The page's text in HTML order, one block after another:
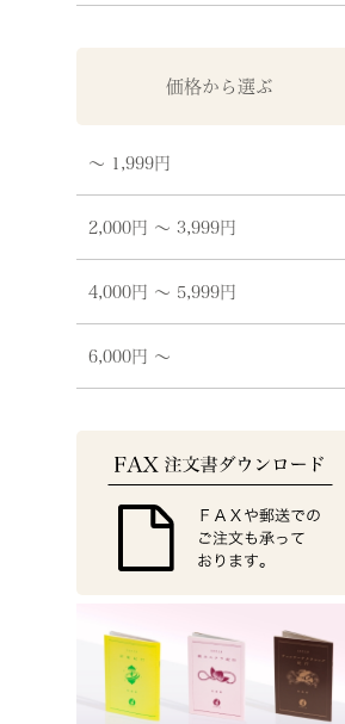
価格から選ぶ
〜 1,999円
2,000円 〜 3,999円
4,000円 〜 5,999円
6,000円 〜